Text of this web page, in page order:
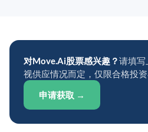
对Move.Ai股票感兴趣？请填写
视供应情况而定，仅限合格投资
申请获取 →